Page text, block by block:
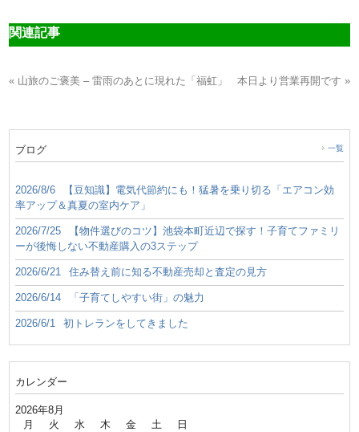
関連記事
« 山旅のご褒美 – 雷雨のあとに現れた「福虹」 本日より営業再開です »
ブログ 一覧
2026/8/6
【豆知識】電気代節約にも！猛暑を乗り切る「エアコン効
率アップ＆真夏の室内ケア」
2026/7/25
【物件選びのコツ】池袋本町近辺で探す！子育てファミリ
ーが後悔しない不動産購入の3ステップ
2026/6/21 住み替え前に知る不動産売却と査定の見方
2026/6/14 「子育てしやすい街」の魅力
2026/6/1 初トレランをしてきました
カレンダー
2026年8月
月 火 水 木 金 土 日